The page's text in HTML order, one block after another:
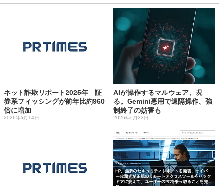
ネット詐欺リポート2025年 証
券系フィッシングが前年比約960
倍に増加
2026年5月14日
AIが操作するマルウェア、現
る。Gemini悪用で遠隔操作、強
制終了の妨害も
2026年6月23日